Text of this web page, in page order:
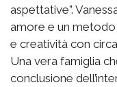
aspettative”.
amore e un
e creatività con
Una vera famiglia
conclusione